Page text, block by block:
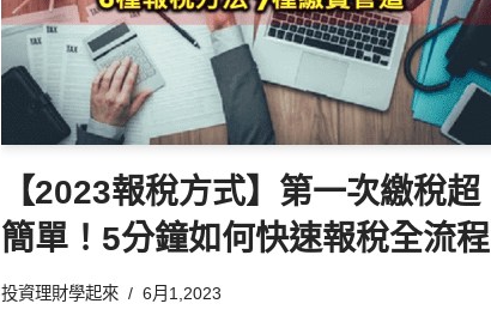
【2023報稅方式】第一次繳稅超
簡單！5分鐘如何快速報稅全流程
投資理財學起來 6月1,2023